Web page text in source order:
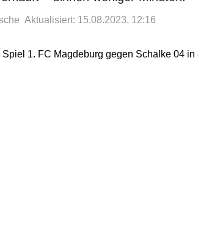
Aktualisiert: 15.08.2023, 12:16